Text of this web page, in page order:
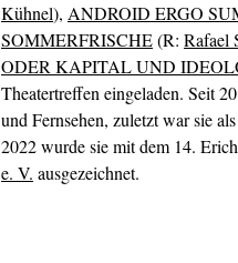
Kühnel), ANDROID ERGO
SOMMERFRISCHE(R: Rafael
ODER KAPITAL UND
Theatertreffen eingeladen. Seit
und Fernsehen, zuletzt war sie
2022 wurde sie mit dem 14.
e. V. ausgezeichnet.